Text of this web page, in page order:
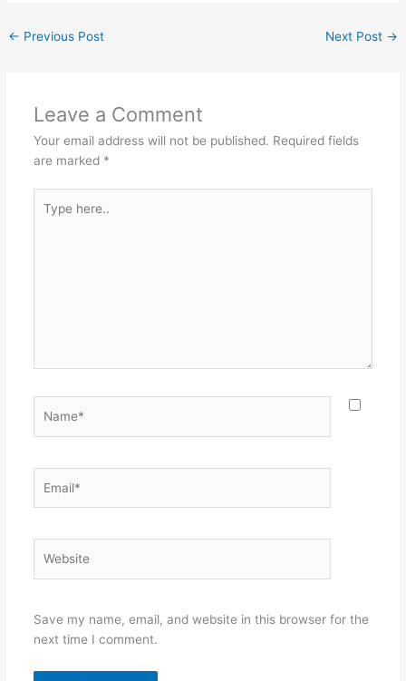
← Previous Post Next Post →
Leave a Comment
Your email address will not be published. Required fields
are marked *
here..
Save my name, email, and website in this browser for the
next time I comment.